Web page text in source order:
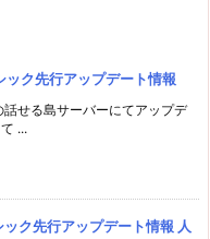
ク先行アップデート情報
せる島サーバーにてアップデ
...
ク先行アップデート情報 人